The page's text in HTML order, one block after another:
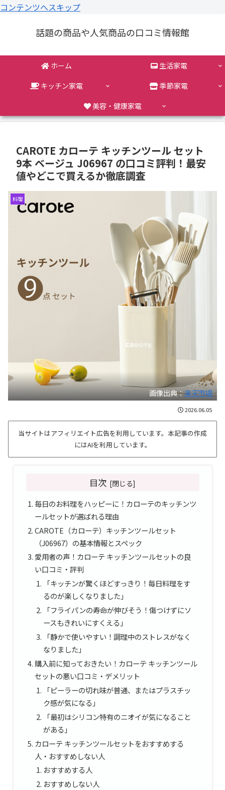
コンテンツへスキップ
話題の商品や人気商品の口コミ情報館
ホーム
生活家電
キッチン家電
季節家電
美容・健康家電
CAROTE カローテ キッチンツール セット
9本 ベージュ J06967 の口コミ評判！最安
値やどこで買えるか徹底調査
料理
画像出典：楽天市場
2026.06.05
当サイトはアフィリエイト広告を利用しています。本記事の作成
にはAIを利用しています。
目次
毎日のお料理をハッピーに！カローテのキッチンツ
ールセットが選ばれる理由
CAROTE（カローテ）キッチンツールセット
（J06967）の基本情報とスペック
愛用者の声！カローテ キッチンツールセットの良
い口コミ・評判
「キッチンが驚くほどすっきり！毎日料理をす
るのが楽しくなりました」
「フライパンの寿命が伸びそう！傷つけずにソ
ースもきれいにすくえる」
「静かで使いやすい！調理中のストレスがなく
なりました」
購入前に知っておきたい！カローテ キッチンツール
セットの悪い口コミ・デメリット
「ピーラーの切れ味が普通、またはプラスチッ
ク感が気になる」
「最初はシリコン特有のニオイが気になること
がある」
カローテ キッチンツールセットをおすすめする
人・おすすめしない人
おすすめする人
おすすめしない人